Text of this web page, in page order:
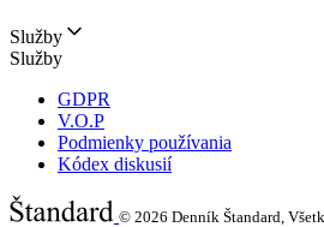
Služby
Služby
GDPR
V.O.P
Podmienky používania
Kódex diskusií
© 2026 Denník Štandard,